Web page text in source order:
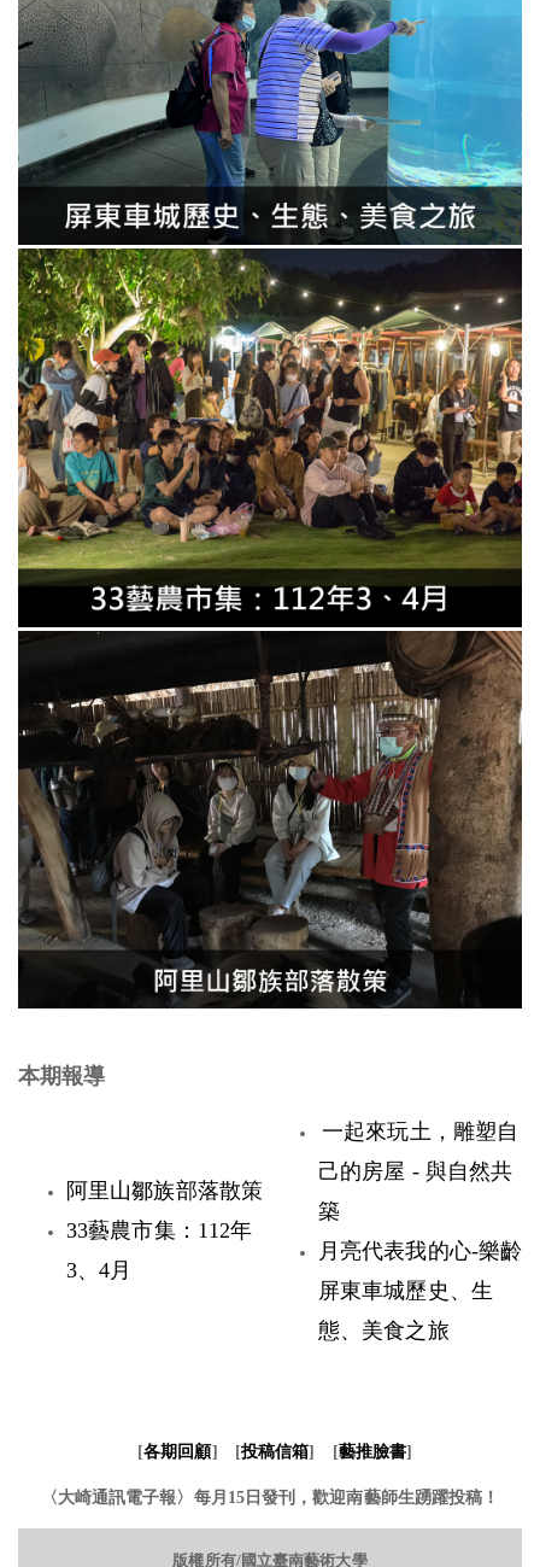
本期報導
阿里山鄒族部落散策
33藝農市集：112年
3、4月
一起來玩土，雕塑自
己的房屋 - 與自然共
築
月亮代表我的心-樂齡
屏東車城歷史、生
態、美食之旅
[各期回顧] [投稿信箱] [藝推臉書]
〈大崎通訊電子報〉 每月15日發刊，歡迎南藝師生踴躍投稿！
版權所有/國立臺南藝術大學